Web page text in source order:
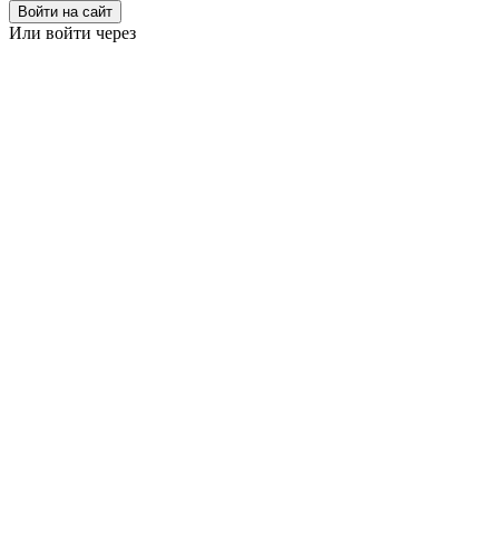
Войти на сайт
Или войти через